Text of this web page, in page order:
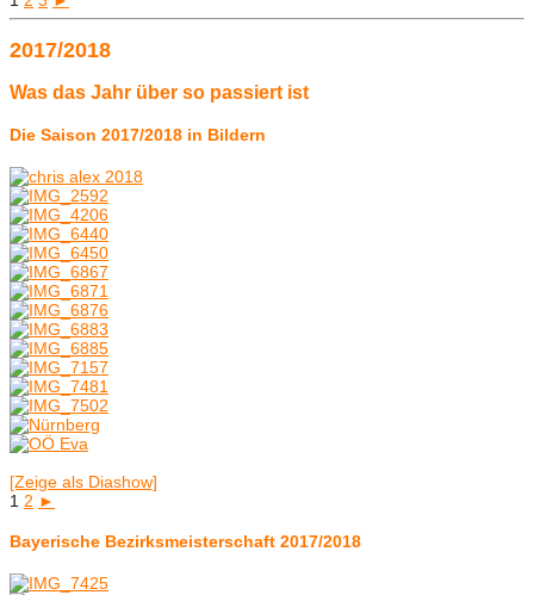
2017/2018
Was das Jahr über so passiert ist
Die Saison 2017/2018 in Bildern
[Zeige als Diashow]
1 2 ►
Bayerische Bezirksmeisterschaft 2017/2018